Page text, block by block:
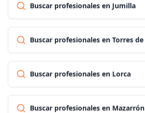
Buscar profesionales en Jumilla
Buscar profesionales en Torres
Buscar profesionales en Lorca
Buscar profesionales en Mazarrón